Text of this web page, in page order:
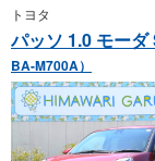
トヨタ
パッソ 1.0 モー
BA-M700A）